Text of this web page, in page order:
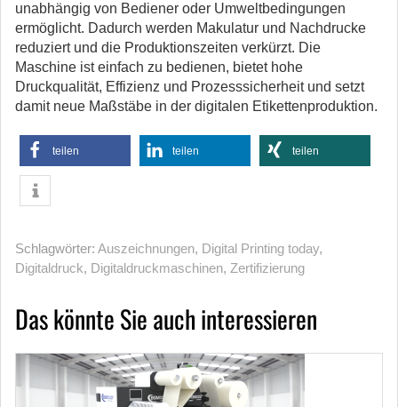
unabhängig von Bediener oder Umweltbedingungen
ermöglicht. Dadurch werden Makulatur und Nachdrucke
reduziert und die Produktionszeiten verkürzt. Die
Maschine ist einfach zu bedienen, bietet hohe
Druckqualität, Effizienz und Prozesssicherheit und setzt
damit neue Maßstäbe in der digitalen Etikettenproduktion.
teilen teilen teilen
Schlagwörter: Auszeichnungen, Digital Printing today,
Digitaldruck, Digitaldruckmaschinen, Zertifizierung
Das könnte Sie auch interessieren